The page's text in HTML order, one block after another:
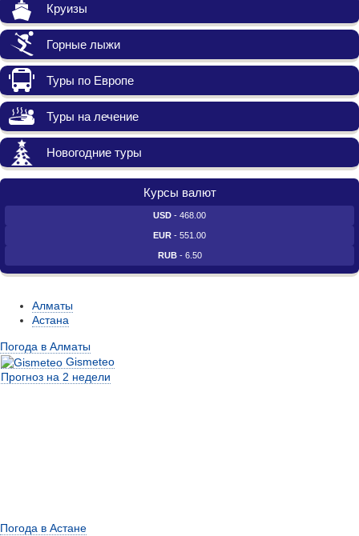
Круизы
Горные лыжи
Туры по Европе
Туры на лечение
Новогодние туры
Курсы валют
USD - 468.00
EUR - 551.00
RUB- 6.50
Алматы
Астана
Погода в Алматы
Gismeteo
Прогноз на 2 недели
Погода в Астане